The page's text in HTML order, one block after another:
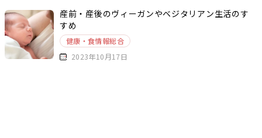
産前・産後のヴィーガンやベジタリアン生活のす
すめ
健康・食情報総合
2023年10月17日